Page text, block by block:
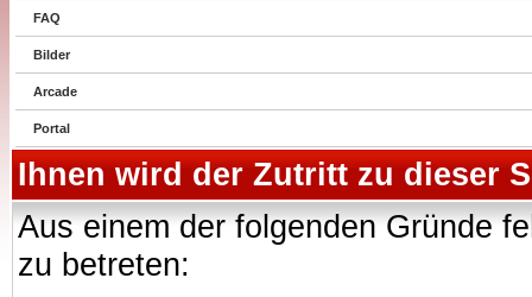
FAQ
Bilder
Arcade
Portal
Ihnen wird der Zutritt zu dieser
Aus einem der folgenden Gründe
zu betreten: